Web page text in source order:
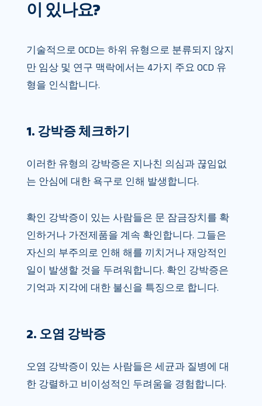
이 있나요?
기술적으로 OCD는 하위 유형으로 분류되지 않지
만 임상 및 연구 맥락에서는 4가지 주요 OCD 유
형을 인식합니다.
1. 강박증 체크하기
이러한 유형의 강박증은 지나친 의심과 끊임없
는 안심에 대한 욕구로 인해 발생합니다.
확인 강박증이 있는 사람들은 문 잠금장치를 확
인하거나 가전제품을 계속 확인합니다. 그들은
자신의 부주의로 인해 해를 끼치거나 재앙적인
일이 발생할 것을 두려워합니다. 확인 강박증은
기억과 지각에 대한 불신을 특징으로 합니다.
2. 오염 강박증
오염 강박증이 있는 사람들은 세균과 질병에 대
한 강렬하고 비이성적인 두려움을 경험합니다.